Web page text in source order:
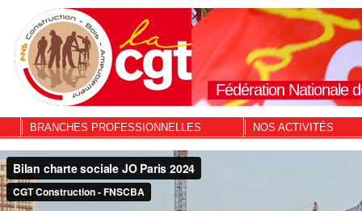
Fédération Nationale
BRANCHES PROFESSIONNELLES NOS ACTIVITÉS